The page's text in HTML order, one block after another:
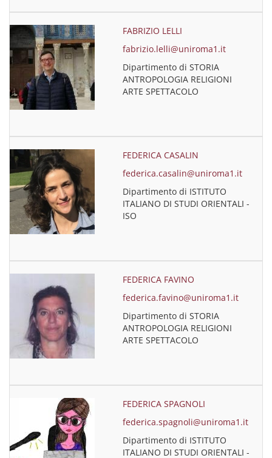
FABRIZIO LELLI
fabrizio.lelli@uniroma1.it
Dipartimento di STORIA
ANTROPOLOGIA RELIGIONI
ARTE SPETTACOLO
FEDERICA CASALIN
federica.casalin@uniroma1.it
Dipartimento di ISTITUTO
ITALIANO DI STUDI ORIENTALI -
ISO
FEDERICA FAVINO
federica.favino@uniroma1.it
Dipartimento di STORIA
ANTROPOLOGIA RELIGIONI
ARTE SPETTACOLO
FEDERICA SPAGNOLI
federica.spagnoli@uniroma1.it
Dipartimento di ISTITUTO
ITALIANO DI STUDI ORIENTALI -